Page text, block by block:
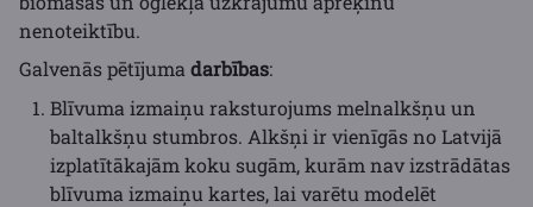
nenoteiktību.
Galvenās pētījuma darbības:
Blīvuma izmaiņu raksturojums melnalkšņu un
baltalkšņu stumbros. Alkšņi ir vienīgās no Latvijā
izplatītākajām koku sugām, kurām nav izstrādātas
blīvuma izmaiņu kartes, lai varētu modelēt